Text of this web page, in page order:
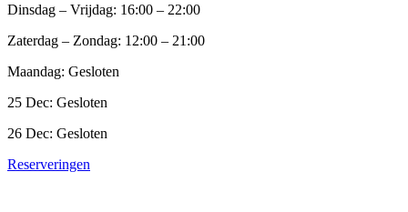
Dinsdag – Vrijdag: 16:00 – 22:00
Zaterdag – Zondag: 12:00 – 21:00
Maandag: Gesloten
25 Dec: Gesloten
26 Dec: Gesloten
Reserveringen